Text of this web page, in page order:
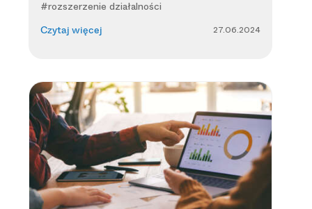
#rozszerzenie działalności
Czytaj więcej 27.06.2024